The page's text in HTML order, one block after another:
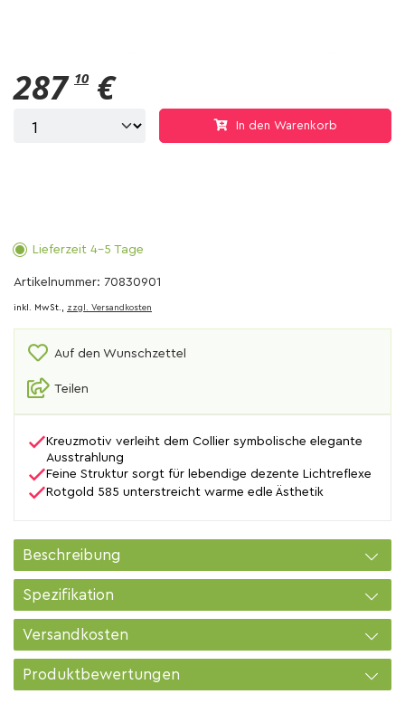
287 10 €
In den Warenkorb
Lieferzeit 4-5 Tage
Artikelnummer: 70830901
inkl. MwSt., zzgl. Versandkosten
Auf den Wunschzettel
Teilen
Kreuzmotiv verleiht dem Collier symbolische elegante
Ausstrahlung
Feine Struktur sorgt für lebendige dezente Lichtreflexe
Rotgold 585 unterstreicht warme edle Ästhetik
Beschreibung
Spezifikation
Versandkosten
Produktbewertungen